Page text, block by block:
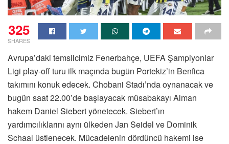
325
SHARES
Avrupa’daki temsilcimiz Fenerbahçe, UEFA Şampiyonlar
Ligi play-off turu ilk maçında bugün Portekiz’in Benfica
takımını konuk edecek. Chobani Stadı’nda oynanacak ve
bugün saat 22.00’de başlayacak müsabakayı Alman
hakem Daniel Siebert yönetecek. Siebert’ın
yardımcılıklarını aynı ülkeden Jan Seidel ve Dominik
Schaal üstlenecek. Mücadelenin dördüncü hakemi ise